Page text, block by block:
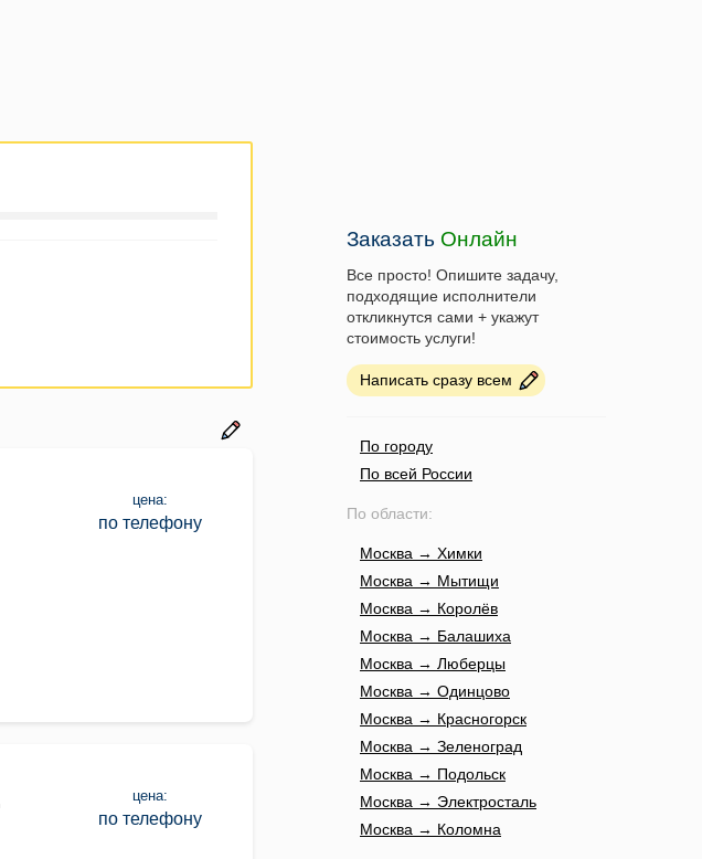
цена:
по телефону
цена:
по телефону
Заказать Онлайн
Все просто! Опишите задачу,
подходящие исполнители
откликнутся сами + укажут
стоимость услуги!
Написать сразу всем
По городу
По всей России
По области:
Москва → Химки
Москва → Мытищи
Москва → Королёв
Москва → Балашиха
Москва → Люберцы
Москва → Одинцово
Москва → Красногорск
Москва → Зеленоград
Москва → Подольск
Москва → Электросталь
Москва → Коломна